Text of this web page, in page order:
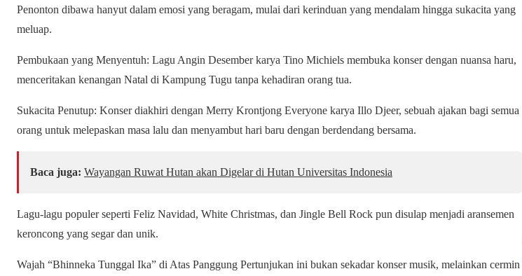
Penonton dibawa hanyut dalam emosi yang beragam, mulai dari kerinduan yang mendalam hingga sukacita yang
meluap.
Pembukaan yang Menyentuh: Lagu Angin Desember karya Tino Michiels membuka konser dengan nuansa haru,
menceritakan kenangan Natal di Kampung Tugu tanpa kehadiran orang tua.
Sukacita Penutup: Konser diakhiri dengan Merry Krontjong Everyone karya Illo Djeer, sebuah ajakan bagi semua
orang untuk melepaskan masa lalu dan menyambut hari baru dengan berdendang bersama.
Baca juga: Wayangan Ruwat Hutan akan Digelar di Hutan Universitas Indonesia
Lagu-lagu populer seperti Feliz Navidad, White Christmas, dan Jingle Bell Rock pun disulap menjadi aransemen
keroncong yang segar dan unik.
Wajah “Bhinneka Tunggal Ika” di Atas Panggung Pertunjukan ini bukan sekadar konser musik, melainkan cermin